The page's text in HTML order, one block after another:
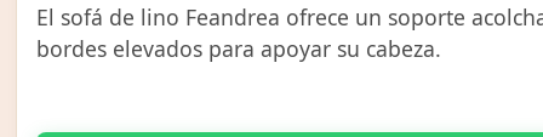
El sofá de lino Feandrea ofrece un soporte
bordes elevados para apoyar su cabeza.